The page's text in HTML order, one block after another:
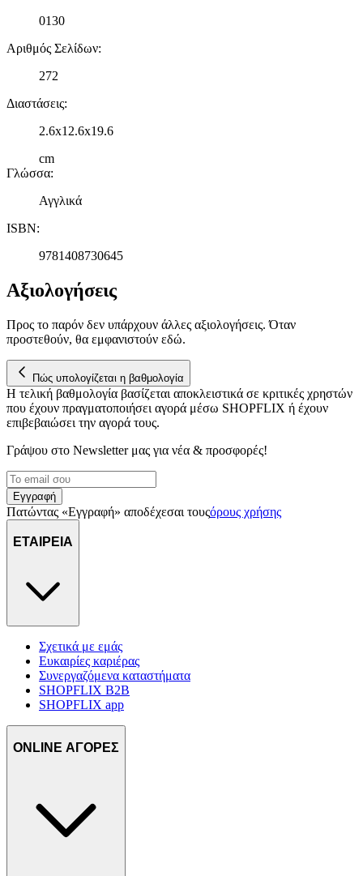
0130
Αριθμός Σελίδων:
272
Διαστάσεις:
2.6x12.6x19.6
cm
Γλώσσα:
Αγγλικά
ISBN:
9781408730645
Αξιολογήσεις
Προς το παρόν δεν υπάρχουν άλλες αξιολογήσεις. Όταν
προστεθούν, θα εμφανιστούν εδώ.
Πώς υπολογίζεται η βαθμολογία
Η τελική βαθμολογία βασίζεται αποκλειστικά σε κριτικές χρηστών
που έχουν πραγματοποιήσει αγορά μέσω SHOPFLIX ή έχουν
επιβεβαιώσει την αγορά τους.
Γράψου στο Νewsletter μας για νέα & προσφορές!
Εγγραφή
Πατώντας «Εγγραφή» αποδέχεσαι τουςόρους χρήσης
ΕΤΑΙΡΕΙΑ
Σχετικά με εμάς
Ευκαιρίες καριέρας
Συνεργαζόμενα καταστήματα
SHOPFLIX B2B
SHOPFLIX app
ONLINE ΑΓΟΡΕΣ